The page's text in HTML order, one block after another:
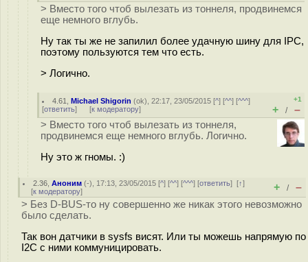
> Вместо того чтоб вылезать из тоннеля, продвинемся
еще немного вглубь.
Ну так ты же не запилил более удачную шину для IPC,
поэтому пользуются тем что есть.
> Логично.
4.61 ,Michael Shigorin (ok), 22:17, 23/05/2015 [^] [^^] [^^^]
[ответить] [к модератору]
+1
+ / –
> Вместо того чтоб вылезать из тоннеля,
продвинемся еще немного вглубь. Логично.
Ну это ж гномы. :)
2.36 ,Аноним (-), 17:13, 23/05/2015 [^] [^^] [^^^] [ответить][↑]
[к модератору] + / –
> Без D-BUS-то ну совершенно же никак этого невозможно
было сделать.
Так вон датчики в sysfs висят. Или ты можешь напрямую по
I2C с ними коммуницировать.